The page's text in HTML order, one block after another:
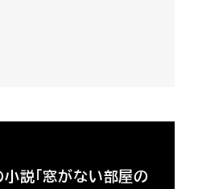
説「窓がない部屋の